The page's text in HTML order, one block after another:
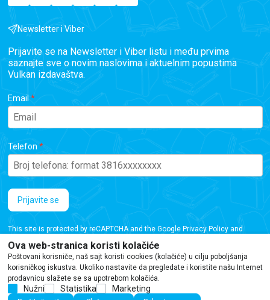
Newsletter i Viber
Prijavite se na Newsletter i Viber listu i među prvima
saznajte sve o novim naslovima i aktuelnim popustima
Vulkan izdavaštva.
Email
Telefon
Prijavite se
This site is protected by reCAPTCHA and the Google Privacy Policyand
Ova web-stranica koristi kolačiće
Poštovani korisniče, naš sajt koristi cookies (kolačiće) u cilju poboljšanja
korisničkog iskustva. Ukoliko nastavite da pregledate i koristite našu Internet
prodavnicu slažete se sa upotrebom kolačića.
Nužni Statistika Marketing